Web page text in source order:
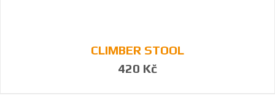
CLIMBER STOOL
420 Kč